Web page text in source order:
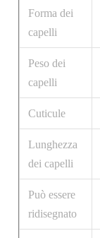
Forma dei
capelli
Peso dei
capelli
Cuticule
Lunghezza
dei capelli
Può essere
ridisegnato